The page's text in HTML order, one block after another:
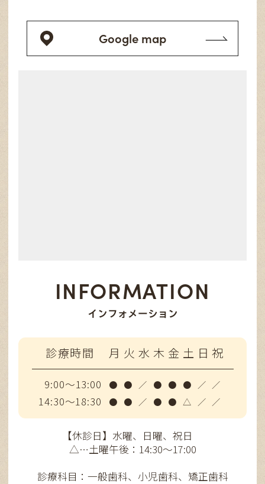
Google map
INFORMATION
インフォメーション
診療時間 月 火 水 木 金 土 日 祝
9:00～13:00 ● ● ／ ● ● ● ／ ／
14:30～18:30 ● ● ／ ● ● △ ／ ／
【休診日】水曜、日曜、祝日
△…土曜午後：14:30～17:00
診療科目：一般歯科、小児歯科、矯正歯科